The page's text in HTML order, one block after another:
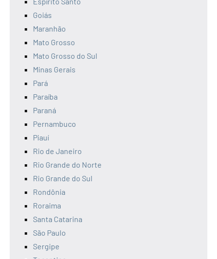
Goiás
Maranhão
Mato Grosso
Mato Grosso do Sul
Minas Gerais
Pará
Paraíba
Paraná
Pernambuco
Piauí
Rio de Janeiro
Rio Grande do Norte
Rio Grande do Sul
Rondônia
Roraima
Santa Catarina
São Paulo
Sergipe